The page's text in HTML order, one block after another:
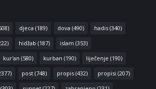
djeca (189) dova (490) hadis (340)
hidžab (187) islam (353)
kur'an (580) kurban (190) liječenje (190)
post (748) propis (432) propisi (207)